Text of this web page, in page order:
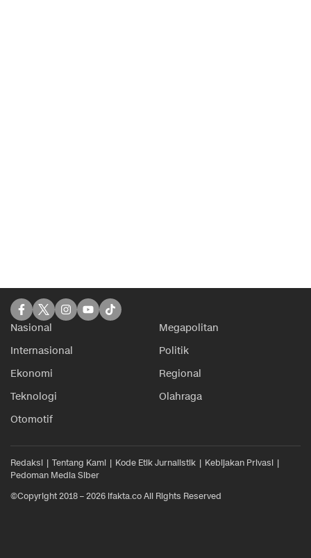
Nasional
Megapolitan
Internasional
Politik
Ekonomi
Regional
Teknologi
Olahraga
Otomotif
Redaksi Tentang Kami Kode Etik Jurnalistik
Kebijakan Privasi
Pedoman Media Siber
©Copyright 2018 – 2026 ifakta.co All Rights Reserved